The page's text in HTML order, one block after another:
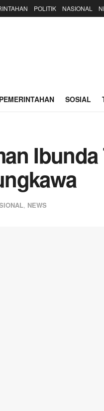
POLITIK NASIONAL
PEMERINTAHAN SOSIAL
, NEWS